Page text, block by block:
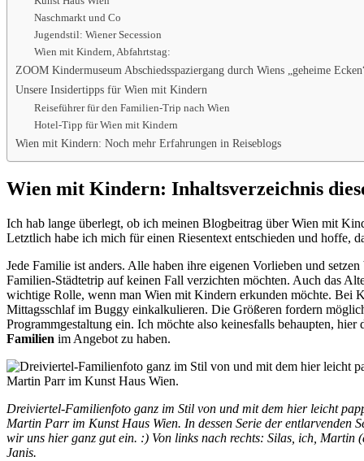
Naschmarkt und Co
Jugendstil: Wiener Secession
Wien mit Kindern, Abfahrtstag:
ZOOM Kindermuseum Abschiedsspaziergang durch Wiens „geheime
Unsere Insidertipps für Wien mit Kindern
Reiseführer für den Familien-Trip nach Wien
Hotel-Tipp für Wien mit Kindern
Wien mit Kindern: Noch mehr Erfahrungen in Reiseblogs
Wien mit Kindern: Inhaltsverzeichnis
Ich hab lange überlegt, ob ich meinen Blogbeitrag über Wien mit
Letztlich habe ich mich für einen Riesentext entschieden und hoffe,
Jede Familie ist anders. Alle haben ihre eigenen Vorlieben und
Familien-Städtetrip auf keinen Fall verzichten möchten. Auch das
wichtige Rolle, wenn man Wien mit Kindern erkunden möchte. Bei
Mittagsschlaf im Buggy einkalkulieren. Die Größeren fordern
Programmgestaltung ein. Ich möchte also keinesfalls behaupten, hier
Familien im Angebot zu haben.
Dreiviertel-Familienfoto ganz im Stil von und mit dem hier leicht
Martin Parr im Kunst Haus Wien. In dessen Serie der entlarvenden
wir uns hier ganz gut ein. :) Von links nach rechts: Silas, ich, Martin
Janis.